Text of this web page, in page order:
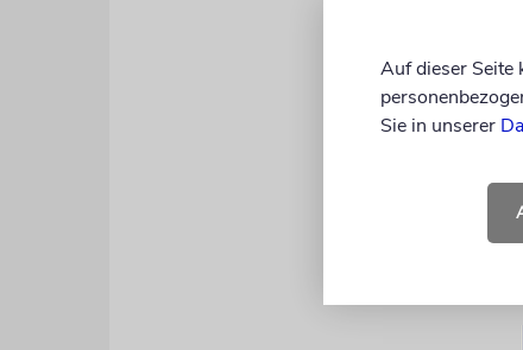
ZIONISTEN
mussten
wurden
Auf dieser Seite
Sie in unserer